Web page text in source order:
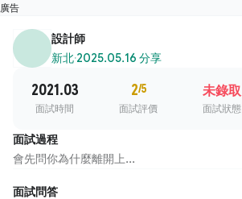
廣告
設計師
新北·2025.05.16 分享
2021.03
面試時間
2/5
面試評價
未錄取
面試狀態
面試過程
會先問你為什麼離開上...
面試問答